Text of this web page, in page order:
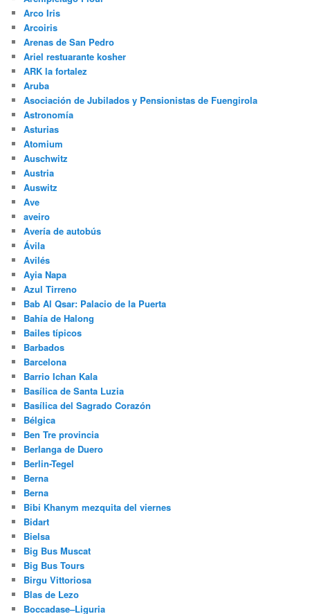
ANNECY
Antigua pesca del pulpo
Antiguos navegantes
Aragón
Archipiélago Fioul
Arco Iris
Arcoiris
Arenas de San Pedro
Ariel restuarante kosher
ARK la fortalez
Aruba
Asociación de Jubilados y Pensionistas de Fuengirola
Astronomía
Asturias
Atomium
Auschwitz
Austria
Auswitz
Ave
aveiro
Avería de autobús
Ávila
Avilés
Ayia Napa
Azul Tirreno
Bab Al Qsar: Palacio de la Puerta
Bahía de Halong
Bailes típicos
Barbados
Barcelona
Barrio Ichan Kala
Basílica de Santa Luzia
Basílica del Sagrado Corazón
Bélgica
Ben Tre provincia
Berlanga de Duero
Berlin-Tegel
Berna
Berna
Bibi Khanym mezquita del viernes
Bidart
Bielsa